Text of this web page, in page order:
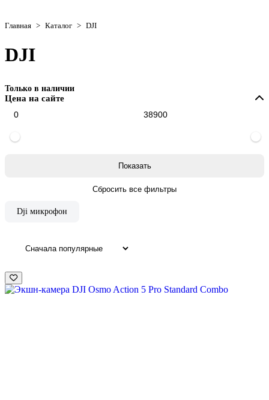
Главная > Каталог > DJI
DJI
Только в наличии
Цена на сайте
Dji микрофон